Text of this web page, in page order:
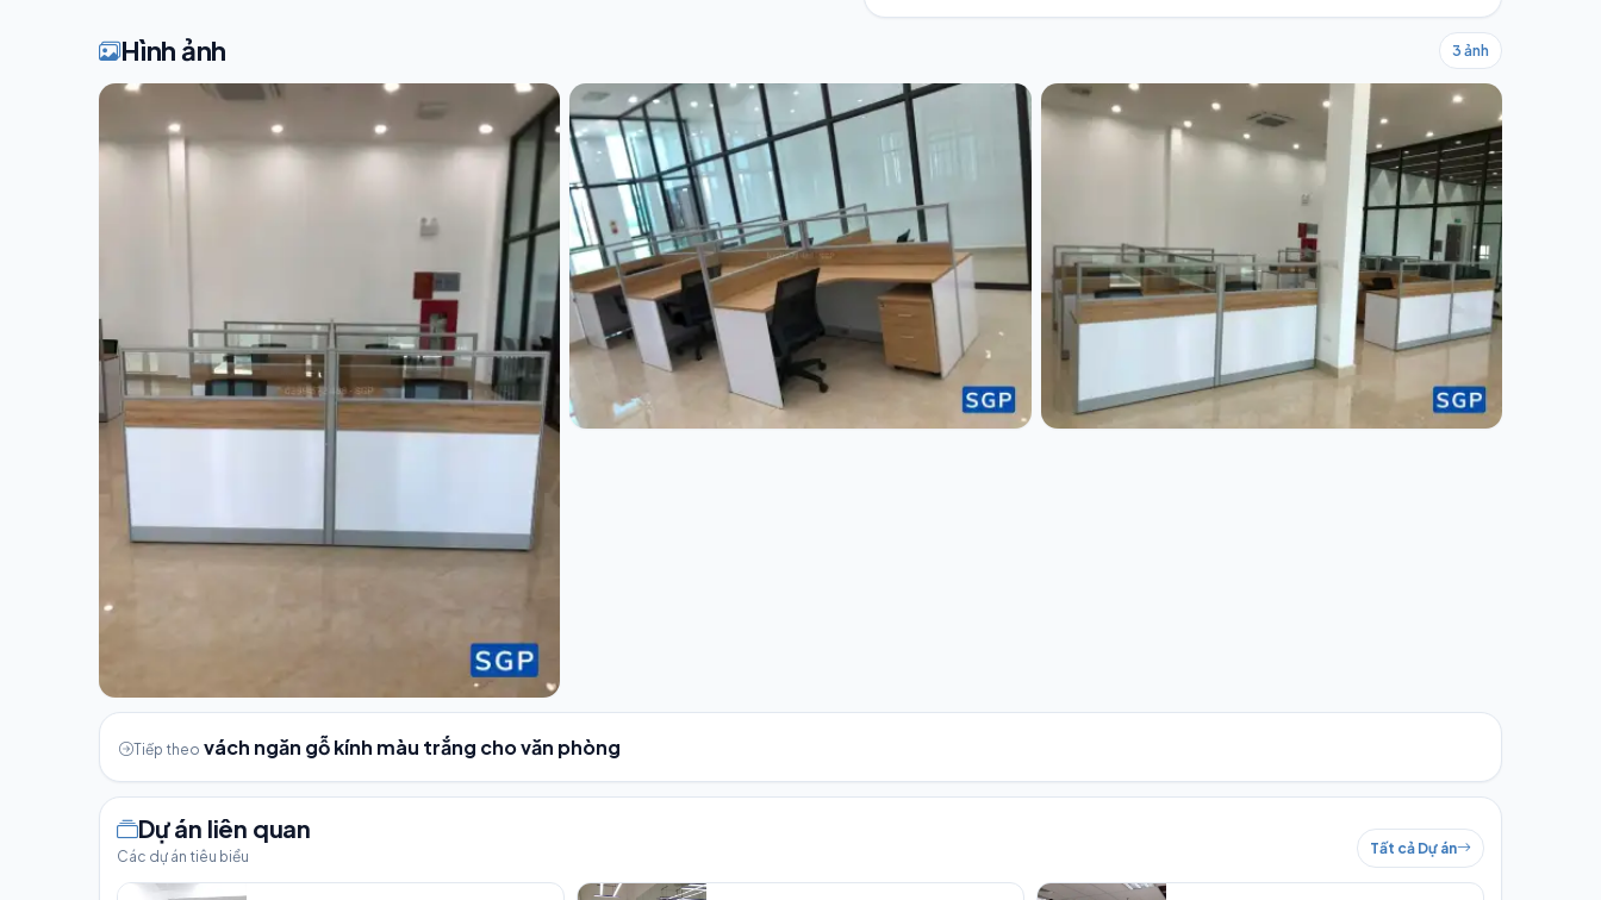
Hình ảnh 3 ảnh
Tiếp theo vách ngăn gỗ kính màu trắng cho văn phòng
Dự án liên quan
Các dự án tiêu biểu Tất cả Dự án